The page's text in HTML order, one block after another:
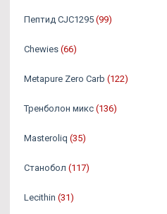
Пептид CJC1295 (99)
Chewies (66)
Metapure Zero Carb (122)
Тренболон микс (136)
Masteroliq (35)
Станобол (117)
Lecithin (31)